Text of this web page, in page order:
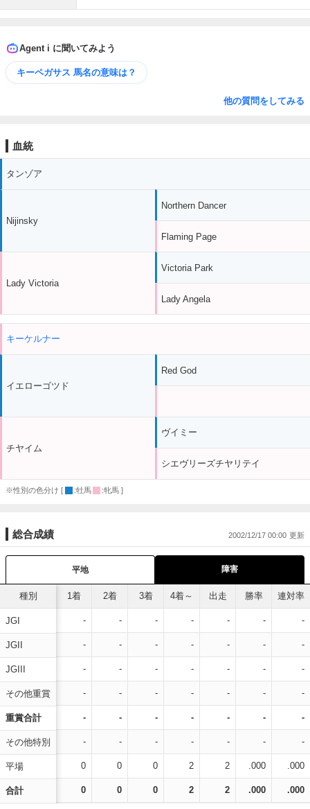
Agent i に聞いてみよう
キーペガサス 馬名の意味は？
他の質問をしてみる
血統
タンゾア
Nijinsky
Lady Victoria
Northern Dancer
Flaming Page
Victoria Park
Lady Angela
キーケルナー
イエローゴツド
チヤイム
Red God
ヴイミー
シエヴリーズチヤリテイ
※性別の色分け [ :牡馬 :牝馬 ]
総合成績 2002/12/17 00:00
平地 障害
種別
JGI
JGII
JGIII
その他重賞
重賞合計
その他特別
平場
合計
1着 2着 3着 4着～ 出走 勝率 連対率
- - - - - - -
- - - - - - -
- - - - - - -
- - - - - - -
- - - - - - -
- - - - - - -
0 0 0 2 2 .000 .000
0 0 0 2 2 .000 .000